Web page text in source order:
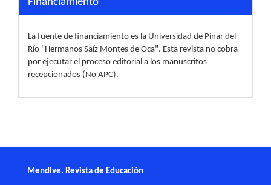
La fuente de financiamiento es la Universidad de Pinar del
Río "Hermanos Saíz Montes de Oca". Esta revista no cobra
por ejecutar el proceso editorial a los manuscritos
recepcionados (No APC).
Mendive. Revista de Educación